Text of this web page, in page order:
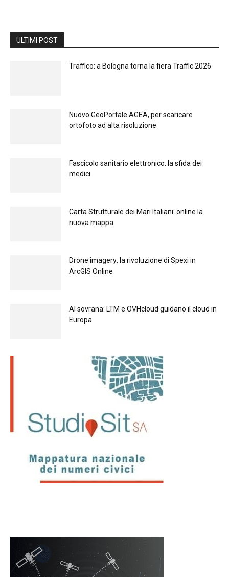
ULTIMI POST
Traffico: a Bologna torna la fiera Traffic 2026
Nuovo GeoPortale AGEA, per scaricare
ortofoto ad alta risoluzione
Fascicolo sanitario elettronico: la sfida dei
medici
Carta Strutturale dei Mari Italiani: online la
nuova mappa
Drone imagery: la rivoluzione di Spexi in
ArcGIS Online
Al sovrana: LTM е OVHcloud guidano il cloud in
Europа